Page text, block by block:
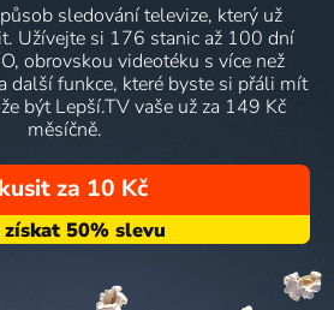
sledování televize, který už
Užívejte si 176 stanic až 100 dní
obrovskou videotéku s více než
další funkce, které byste si přáli mít
být Lepší.TV vaše už za 149 Kč
měsíčně.
za 10 Kč